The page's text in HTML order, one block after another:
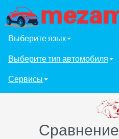
Выберите язык
Выберите тип автомобиля
Сервисы
Сравнение